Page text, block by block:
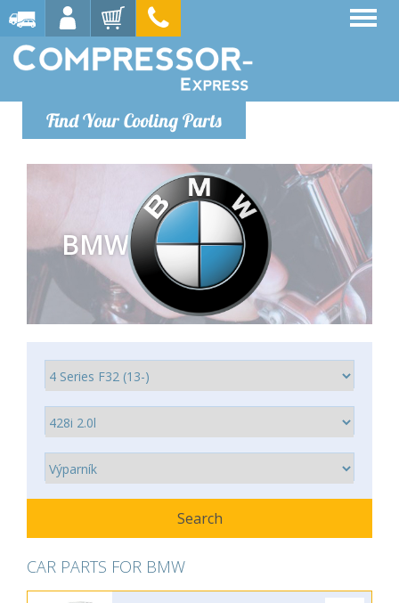
Find Your Cooling Parts
BMW
CAR PARTS FOR BMW